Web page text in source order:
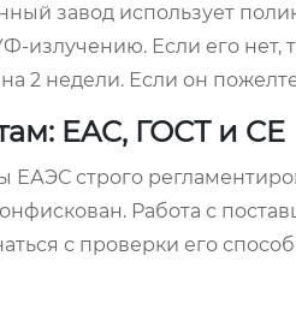
завод использует
излучению. Если его нет,
2 недели. Если он
EAC, ГОСТ и CE
ЕАЭС строго
Работа с
с проверки его